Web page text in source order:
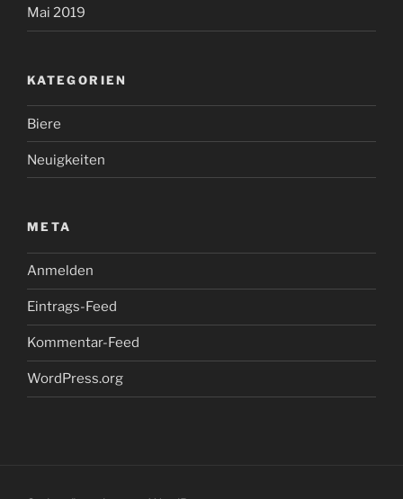
Mai 2019
KATEGORIEN
Biere
Neuigkeiten
META
Anmelden
Eintrags-Feed
Kommentar-Feed
WordPress.org